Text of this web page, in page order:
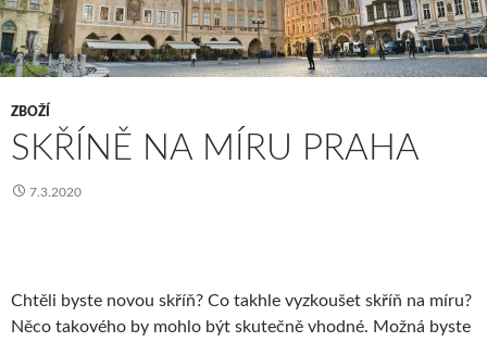
ZBOŽÍ
SKŘÍNĚ NA MÍRU PRAHA
7.3.2020
Chtěli byste novou skříň? Co takhle vyzkoušet skříň na míru?
Něco takového by mohlo být skutečně vhodné. Možná byste